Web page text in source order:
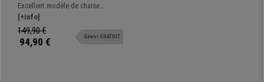
empilable et très pratique,
grande qualité, Noir et
Piétement Gris
Excellent modèle de chaise
visiteur design ELVA. Le modèle
est parfait si vous recherchez une
chaise résistante, commode et
[+Info]
149,90 €
94,90 € Envoi GRATUIT